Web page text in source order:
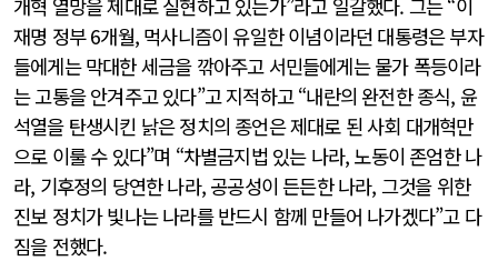
개혁 열망을 제대로 실현하고 있는가”라고 일갈했다. 그는 “이
재명 정부 6개월, 먹사니즘이 유일한 이념이라던 대통령은 부자
들에게는 막대한 세금을 깎아주고 서민들에게는 물가 폭등이라
는 고통을 안겨주고 있다”고 지적하고 “내란의 완전한 종식, 윤
석열을 탄생시킨 낡은 정치의 종언은 제대로 된 사회 대개혁만
으로 이룰 수 있다”며 “차별금지법 있는 나라, 노동이 존엄한 나
라, 기후정의 당연한 나라, 공공성이 든든한 나라, 그것을 위한
진보 정치가 빛나는 나라를 반드시 함께 만들어 나가겠다”고 다
짐을 전했다.